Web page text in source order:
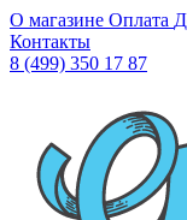
О магазине Оплата
Контакты
8 (499) 350 17 87